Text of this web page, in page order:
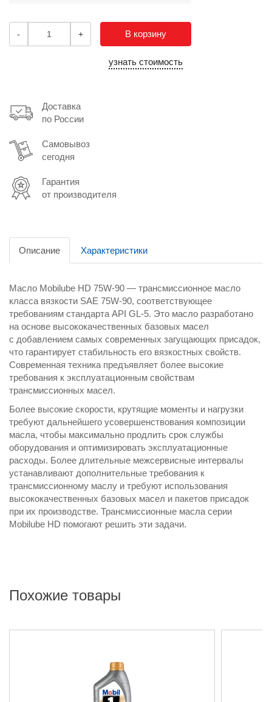
- + В корзину
узнать стоимость
Доставка
по России
Самовывоз
сегодня
Гарантия
от производителя
Описание Характеристики
Масло Mobilube HD 75W-90 — трансмиссионное масло
класса вязкости SAE 75W-90, соответствующее
требованиям стандарта API GL-5. Это масло разработано
на основе высококачественных базовых масел
с добавлением самых современных загущающих присадок,
что гарантирует стабильность его вязкостных свойств.
Современная техника предъявляет более высокие
требования к эксплуатационным свойствам
трансмиссионных масел.
Более высокие скорости, крутящие моменты и нагрузки
требуют дальнейшего усовершенствования композиции
масла, чтобы максимально продлить срок службы
оборудования и оптимизировать эксплуатационные
расходы. Более длительные межсервисные интервалы
устанавливают дополнительные требования к
трансмиссионному маслу и требуют использования
высококачественных базовых масел и пакетов присадок
при их производстве. Трансмиссионные масла серии
Mobilube HD помогают решить эти задачи.
Похожие товары